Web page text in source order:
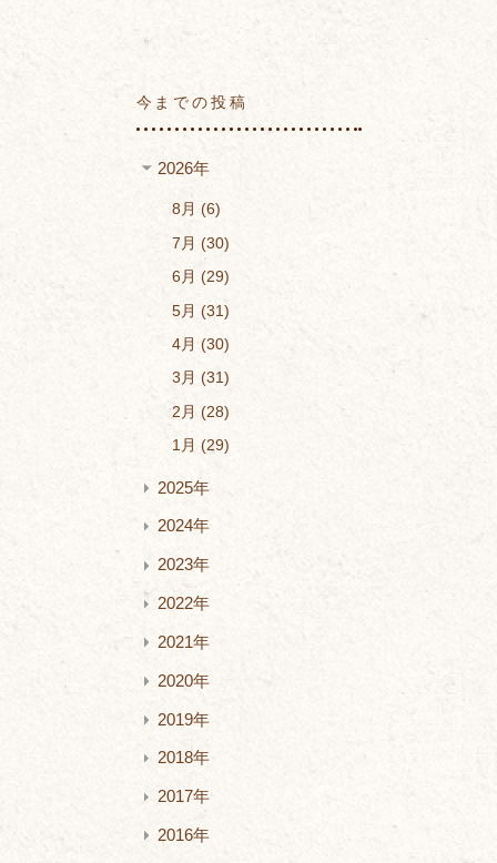
今までの投稿
2026年
8月
6
7月
30
6月
29
5月
31
4月
30
3月
31
2月
28
1月
29
2025年
2024年
2023年
2022年
2021年
2020年
2019年
2018年
2017年
2016年